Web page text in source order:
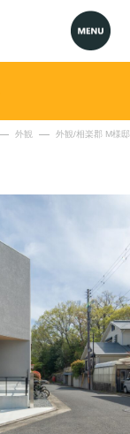
外観 外観/相楽郡 M様邸